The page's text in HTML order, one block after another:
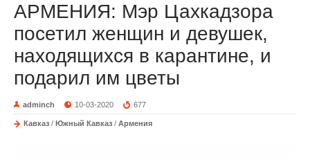
АРМЕНИЯ: Мэр Цахкадзора
посетил женщин и девушек,
находящихся в карантине, и
подарил им цветы
adminch 10-03-2020 677
Кавказ / Южный Кавказ / Армения